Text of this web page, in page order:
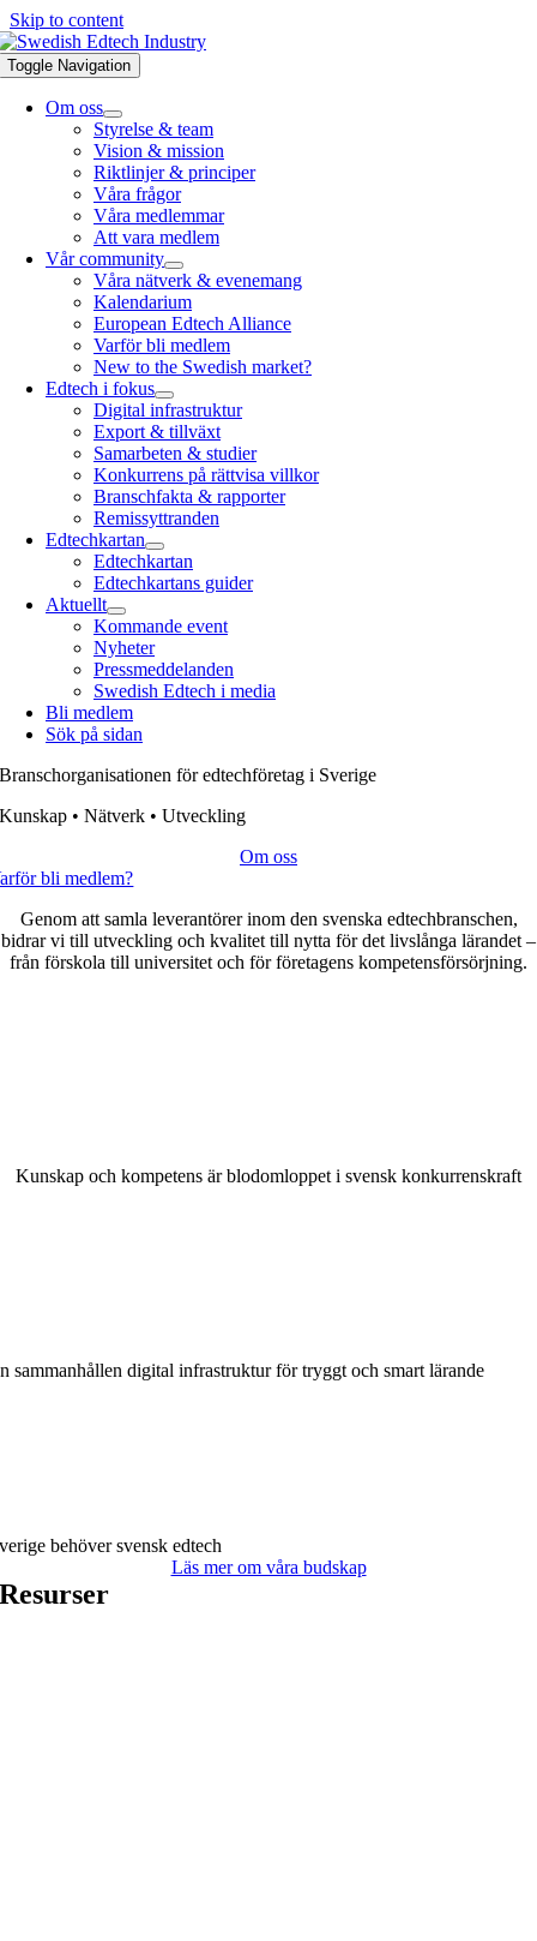
Skip to content
Toggle Navigation
Om oss
Styrelse & team
Vision & mission
Riktlinjer & principer
Våra frågor
Våra medlemmar
Att vara medlem
Vår community
Våra nätverk & evenemang
Kalendarium
European Edtech Alliance
Varför bli medlem
New to the Swedish market?
Edtech i fokus
Digital infrastruktur
Export & tillväxt
Samarbeten & studier
Konkurrens på rättvisa villkor
Branschfakta & rapporter
Remissyttranden
Edtechkartan
Edtechkartan
Edtechkartans guider
Aktuellt
Kommande event
Nyheter
Pressmeddelanden
Swedish Edtech i media
Bli medlem
Sök på sidan
Branschorganisationen föredtechföretag i Sverige
Kunskap • Nätverk • Utveckling
Om oss
bli medlem?
Genom att samla leverantörer inom den svenska edtechbranschen,
bidrar vi till utveckling och kvalitet till nytta för det livslånga lärandet –
från förskola till universitet och för företagens kompetensförsörjning.
Kunskap och kompetens är blodomloppet i svensk konkurrenskraft
sammanhållen digital infrastruktur för tryggt och smart lärande
behöver svensk edtech
Läs mer om våra budskap
Resurser